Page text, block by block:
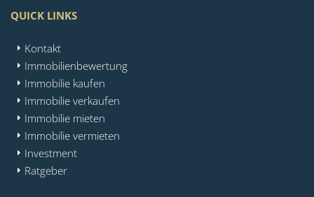
QUICK LINKS
Kontakt
Immobilienbewertung
Immobilie kaufen
Immobilie verkaufen
Immobilie mieten
Immobilie vermieten
Investment
Ratgeber